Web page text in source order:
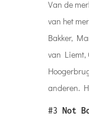
Van de
van het
Bakker,
van
anderen.
#3 Not